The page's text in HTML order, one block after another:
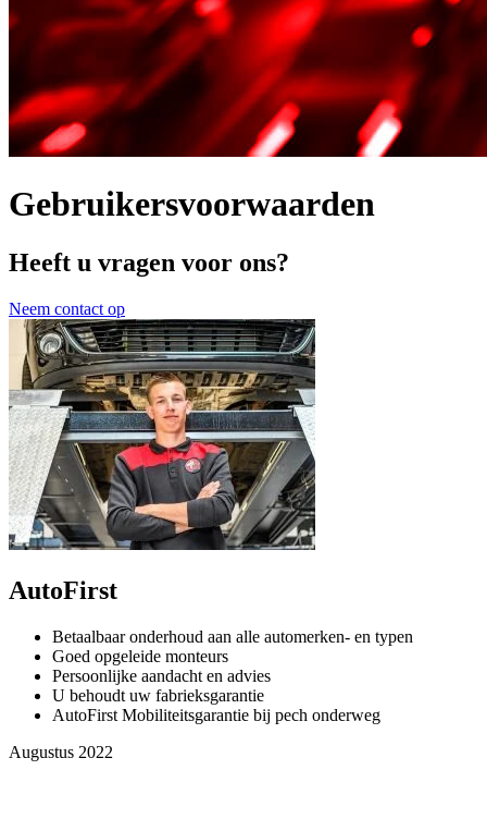
Gebruikersvoorwaarden
Heeft u vragen voor ons?
Neem contact op
AutoFirst
Betaalbaar onderhoud aan alle automerken- en typen
Goed opgeleide monteurs
Persoonlijke aandacht en advies
U behoudt uw fabrieksgarantie
AutoFirst Mobiliteitsgarantie bij pech onderweg
Augustus 2022